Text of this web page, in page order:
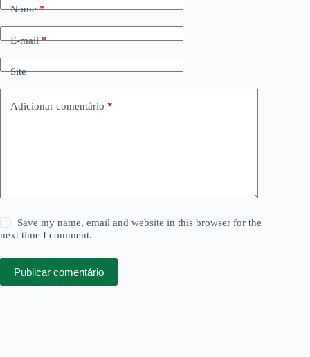
Nome*
E-mail*
Site
Adicionar comentário *
Save my name, email and website in this browser for the
next time I comment.
Publicar comentário